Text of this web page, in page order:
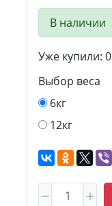
В наличии
Уже купили: 0
Выбор веса
6кг
12кг